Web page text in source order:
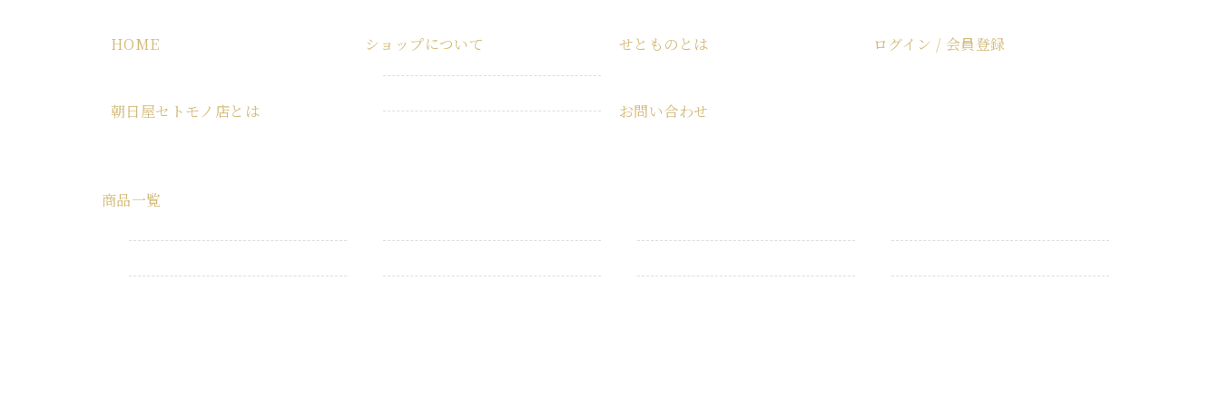
HOME
朝日屋セトモノ店とは
ショップについて
ショップ
特定商取引法に基づく表記
せとものとは
お問い合わせ
ログイン / 会員登録
商品一覧
すべての商品
業務用品
うつわ・食器
衛生用品
こども用品
キャンプ用品
カトラリー
仏具・仏花